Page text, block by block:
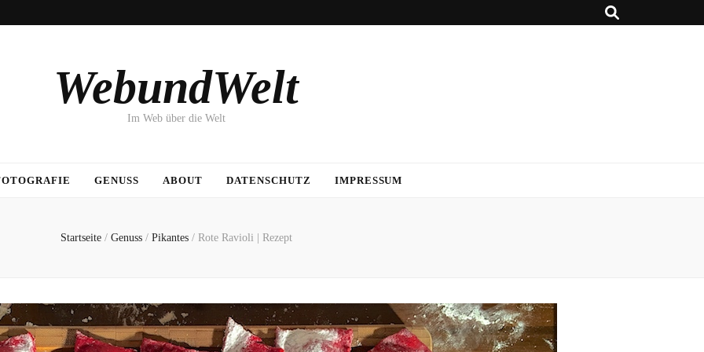
WebundWelt
Im Web über die Welt
GENUSS ABOUT DATENSCHUTZ IMPRESSUM
Startseite / Genuss / Pikantes / Rote Ravioli | Rezept